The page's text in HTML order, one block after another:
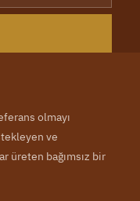
olmayı
ve
üreten bağımsız bir